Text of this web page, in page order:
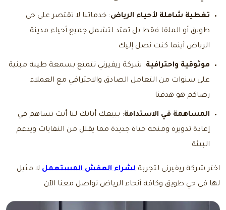
تغطية شاملة لأحياء الرياض: خدماتنا لا تقتصر على حي
طويق أو الملقا فقط بل تمتد لتشمل جميع أحياء مدينة
الرياض أينما كنت نصل إليك
موثوقية واحترافية: شركة ريفيرني تتمتع بسمعة طيبة مبنية
على سنوات من التعامل الصادق والاحترافي مع العملاء
رضاكم هو هدفنا
المساهمة في الاستدامة: ببيعك أثاثك لنا أنت تساهم في
إعادة تدويره ومنحه حياة جديدة مما يقلل من النفايات ويدعم
البيئة
اختر شركة ريفيرني لتجربة لشراء العفش المستعمل لا مثيل
لها في حي طويق وكافة أنحاء الرياض تواصل معنا الآن